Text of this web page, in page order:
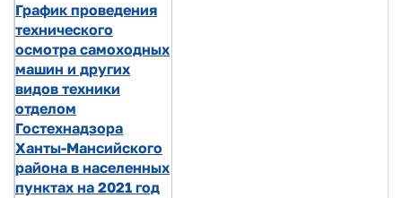
График проведения
технического
осмотра самоходных
машин и других
видов техники
отделом
Гостехнадзора
Ханты-Мансийского
района в населенных
пунктах на 2021 год